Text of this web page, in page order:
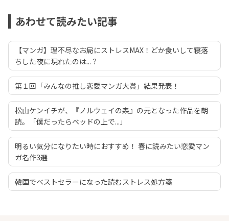
あわせて読みたい記事
【マンガ】理不尽なお局にストレスMAX！どか食いして寝落
ちした夜に現れたのは...？
第１回「みんなの推し恋愛マンガ大賞」結果発表！
松山ケンイチが、『ノルウェイの森』の元となった作品を朗
読。「僕だったらベッドの上で...」
明るい気分になりたい時におすすめ！ 春に読みたい恋愛マン
ガ名作3選
韓国でベストセラーになった読むストレス処方箋